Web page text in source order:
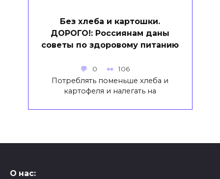
Без хлеба и картошки.
ДОРОГО!: Россиянам даны
советы по здоровому питанию
0 106
Потреблять поменьше хлеба и
картофеля и налегать на
О нас: